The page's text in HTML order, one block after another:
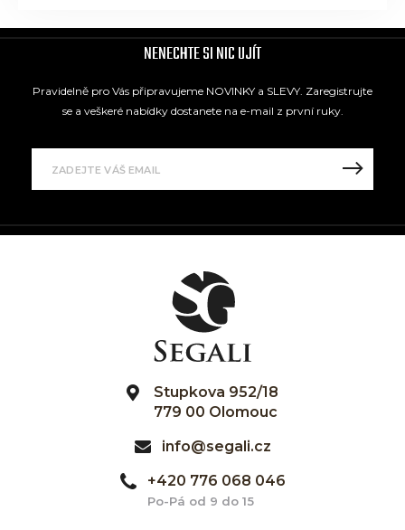
NENECHTE SI NIC UJÍT
Pravidelně pro Vás připravujeme NOVINKY a SLEVY. Zaregistrujte
se a veškeré nabídky dostanete na e-mail z první ruky.
Stupkova 952/18
779 00 Olomouc
info@segali.cz
+420 776 068 046
Po-Pá od 9 do 15